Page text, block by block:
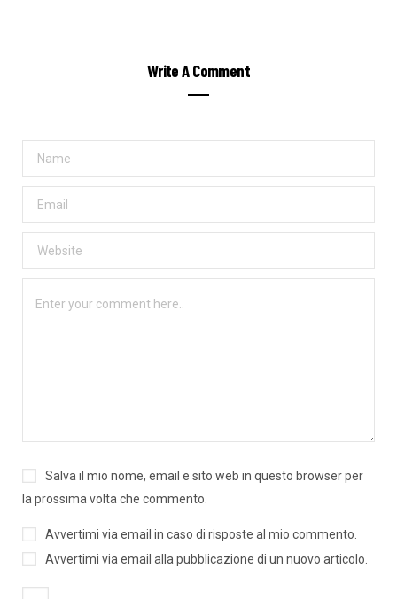
Write A Comment
Salva il mio nome, email e sito web in questo browser per
la prossima volta che commento.
Avvertimi via email in caso di risposte al mio commento.
Avvertimi via email alla pubblicazione di un nuovo articolo.